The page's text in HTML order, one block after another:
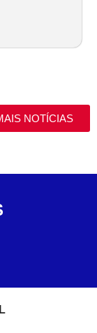
NOTÍCIAS